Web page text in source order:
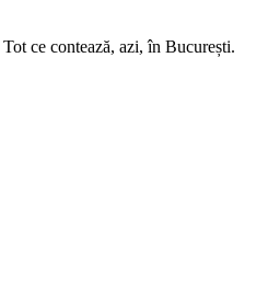
ce contează, azi, în București.